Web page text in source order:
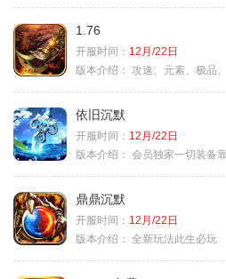
1.76
开服时间： 12月/22日
版本介绍： 攻速、元素、极品、通
依旧沉默
开服时间： 12月/22日
版本介绍： 会员独家一切装备
鼎鼎沉默
开服时间： 12月/22日
版本介绍： 全新玩法此生必玩